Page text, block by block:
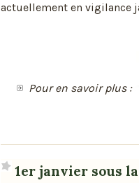
actuellement en vigilance
Pour en savoir plus :
1er janvier sous